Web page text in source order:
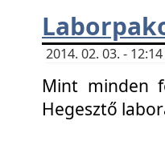
2014. 02. 03. -
Mint minden
Hegesztő